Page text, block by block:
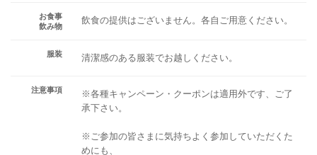
お食事
飲み物
飲食の提供はございません。各自ご用意ください。
服装 清潔感のある服装でお越しください。
注意事項
※各種キャンペーン・クーポンは適用外です、ご了
承下さい。
※ご参加の皆さまに気持ちよく参加していただくた
めにも、